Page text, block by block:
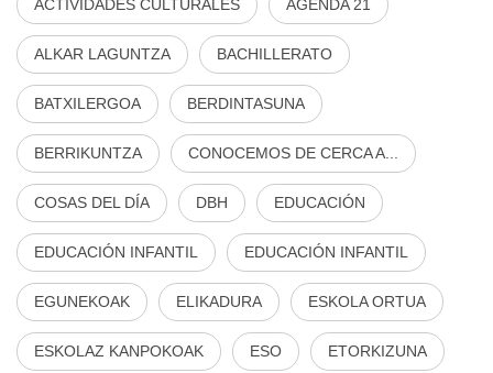
ACTIVIDADES CULTURALES AGENDA 21
ALKAR LAGUNTZA BACHILLERATO
BATXILERGOA BERDINTASUNA
BERRIKUNTZA CONOCEMOS DE CERCA A...
COSAS DEL DÍA DBH EDUCACIÓN
EDUCACIÓN INFANTIL EDUCACIÓN INFANTIL
EGUNEKOAK ELIKADURA ESKOLA ORTUA
ESKOLAZ KANPOKOAK ESO ETORKIZUNA